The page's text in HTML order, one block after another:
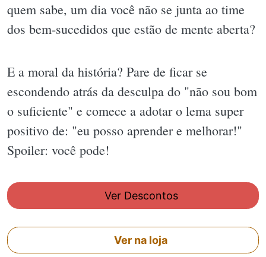
quem sabe, um dia você não se junta ao time
dos bem-sucedidos que estão de mente aberta?
E a moral da história? Pare de ficar se
escondendo atrás da desculpa do "não sou bom
o suficiente" e comece a adotar o lema super
positivo de: "eu posso aprender e melhorar!"
Spoiler: você pode!
Ver Descontos
Ver na loja